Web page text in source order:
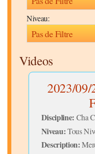
Niveau:
Videos
2023/09/
Discipline: Cha
Niveau:Tous
Description: